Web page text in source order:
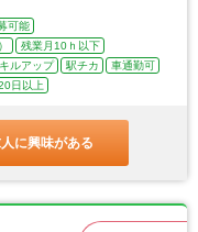
可能
残業月10ｈ以下
ルアップ 駅チカ
車通勤可
日以上
に興味がある